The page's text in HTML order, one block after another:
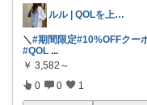
ルル | QOLを上げる日用品
＼ #期間限定#10%OFFクー
#QOL ...
￥ 3,582～
0 0 1